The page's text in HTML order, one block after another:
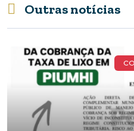
Outras notícias
COBRANÇA